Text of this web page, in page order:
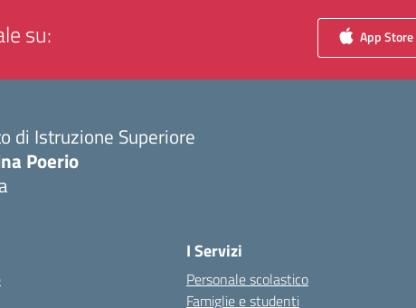
su: App Store
di Istruzione Superiore
Poerio
I Servizi
Personale scolastico
Famiglie e studenti